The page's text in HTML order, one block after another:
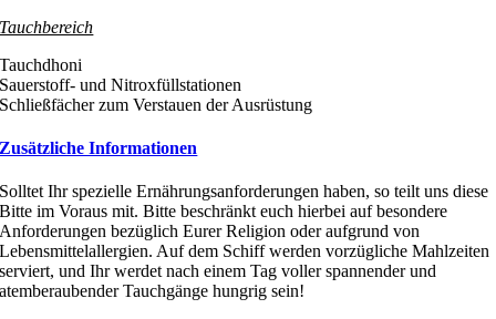
Tauchbereich
Tauchdhoni
Sauerstoff- und Nitroxfüllstationen
Schließfächer zum Verstauen der Ausrüstung
Zusätzliche Informationen
Solltet Ihr spezielle Ernährungsanforderungen haben, so teilt uns diese
Bitte im Voraus mit. Bitte beschränkt euch hierbei auf besondere
Anforderungen bezüglich Eurer Religion oder aufgrund von
Lebensmittelallergien. Auf dem Schiff werden vorzügliche Mahlzeiten
serviert, und Ihr werdet nach einem Tag voller spannender und
atemberaubender Tauchgänge hungrig sein!